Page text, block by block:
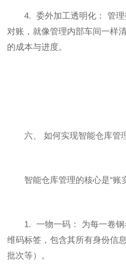
4. 委外加工透明化： 管理
对账，就像管理内部车间一样
的成本与进度。
六、 如何实现智能仓库管
智能仓库管理的核心是“账实
1. 一物一码： 为每一卷钢
维码标签，包含其所有身份信
批次等）。